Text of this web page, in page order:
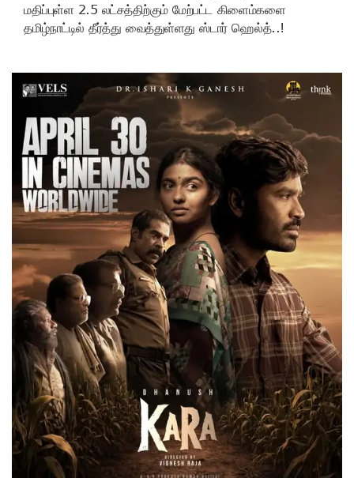
மதிப்புள்ள 2.5 லட்சத்திற்கும் மேற்பட்ட கிளைம்களை
தமிழ்நாட்டில் தீர்த்து வைத்துள்ளது ஸ்டார் ஹெல்த்..!